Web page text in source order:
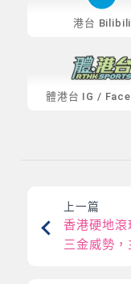
港台 Bilibili
體港台 IG /
上一篇
香港硬地
三金威勢